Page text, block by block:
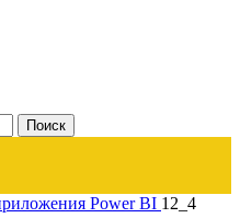
Power BI 12_4